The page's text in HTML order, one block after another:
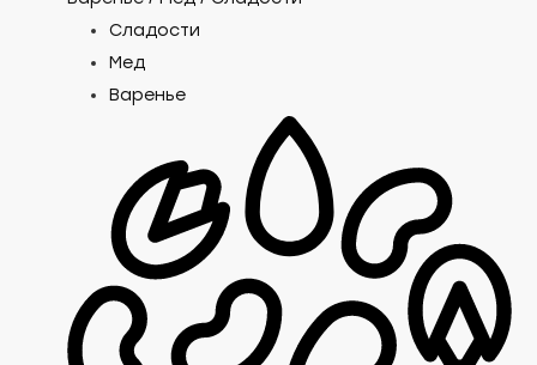
Сладости
Мед
Варенье